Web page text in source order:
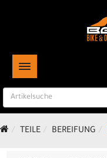
TOGGLE NAVIGATION
TEILE BEREIFUNG